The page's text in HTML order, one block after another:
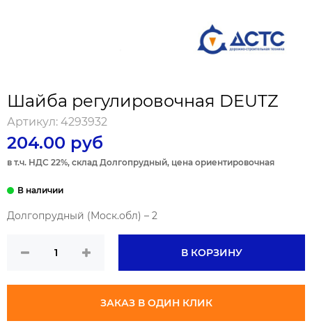
Шайба регулировочная DEUTZ
Артикул: 4293932
204.00 руб
в т.ч. НДС 22%, склад Долгопрудный, цена ориентировочная
Долгопрудный (Моск.обл) – 2
В КОРЗИНУ
ЗАКАЗ В ОДИН КЛИК